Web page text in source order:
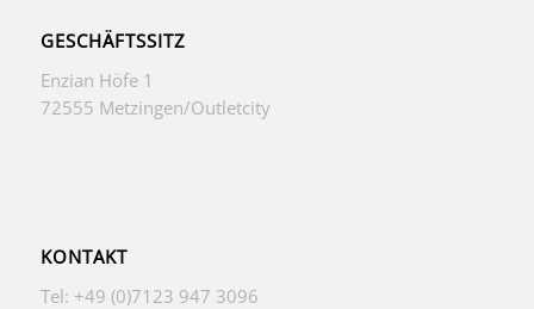
GESCHÄFTSSITZ
Enzian Höfe 1
72555 Metzingen/Outletcity
KONTAKT
Tel: +49 (0)7123 947 3096